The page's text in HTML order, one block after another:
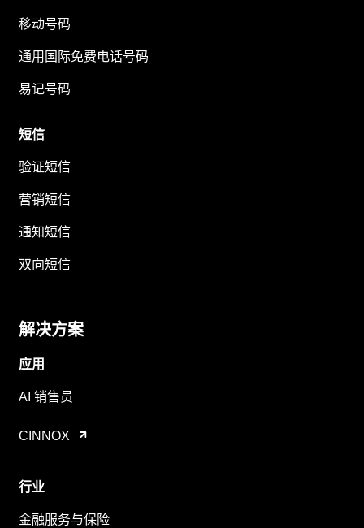
移动号码
通用国际免费电话号码
易记号码
短信
验证短信
营销短信
通知短信
双向短信
解决方案
应用
AI 销售员
CINNOX
行业
金融服务与保险